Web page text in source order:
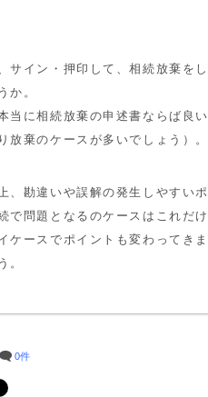
サイン・押印して、相続放棄を
か。
当に相続放棄の申述書ならば良
放棄のケースが多いでしょう）。
、勘違いや誤解の発生しやすいポ
で問題となるのケースはこれだけ
ケースでポイントも変わってき
。
0件